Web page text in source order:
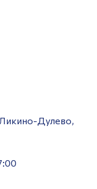
Дулево,